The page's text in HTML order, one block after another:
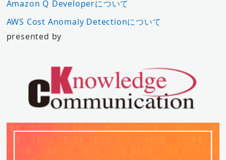
Amazon Q Developerについて
AWS Cost Anomaly Detectionについて
presented by